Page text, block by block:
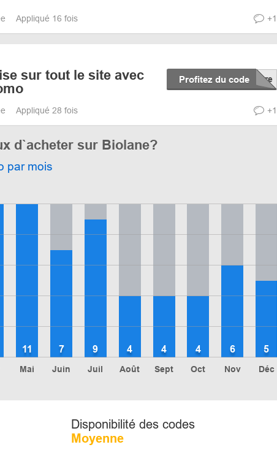
Appliqué 16 fois +1
sur tout le site avec
Profitez du code
Appliqué 28 fois +1
d`acheter sur Biolane?
par mois
Mai
11
Juin
7
Juil
9
Août
4
Sept
4
Oct
4
Nov
6
Déc
5
Disponibilité des codes
Moyenne